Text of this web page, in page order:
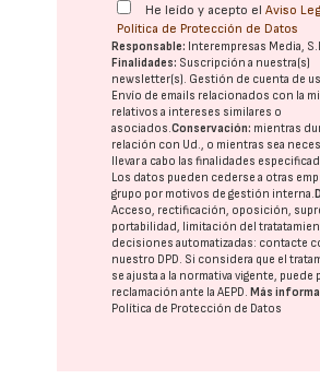
He leído y acepto elAviso
Política de Protección de Datos
Responsable: Interempresas Media,
Finalidades: Suscripción a nuestra(s)
newsletter(s). Gestión de cuenta de
Envío de emails relacionados con la
relativos a intereses similares o
asociados.Conservación: mientras
relación con Ud., o mientras sea
llevar a cabo las finalidades
Los datos pueden cederse a otras
grupo por motivos de gestión interna.
Acceso, rectificación, oposición,
portabilidad, limitación del
decisiones automatizadas: contacte
nuestro DPD. Si considera que el
se ajusta a la normativa vigente, puede
reclamación ante laAEPD.Más
Política de Protección de Datos